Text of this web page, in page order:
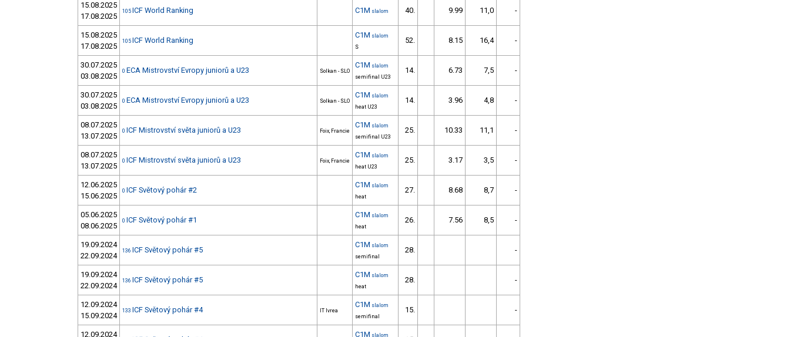
15.08.2025
17.08.2025
105 ICF World Ranking C1M slalom 40. 9.99 11,0 -
15.08.2025
17.08.2025
105 ICF World Ranking
C1M slalom
S
52. 8.15 16,4 -
30.07.2025
03.08.2025
0 ECA Mistrovství Evropy juniorů a U23 Solkan - SLO
C1M slalom
semifinal U23
14. 6.73 7,5 -
30.07.2025
03.08.2025
0 ECA Mistrovství Evropy juniorů a U23 Solkan - SLO
C1M slalom
heat U23
14. 3.96 4,8 -
08.07.2025
13.07.2025
0 ICF Mistrovství světa juniorů a U23 Foix, Francie
C1M slalom
semifinal U23
25. 10.33 11,1 -
08.07.2025
13.07.2025
0 ICF Mistrovství světa juniorů a U23 Foix, Francie
C1M slalom
heat U23
25. 3.17 3,5 -
12.06.2025
15.06.2025
0 ICF Světový pohár #2
C1M slalom
heat
27. 8.68 8,7 -
05.06.2025
08.06.2025
0 ICF Světový pohár #1
C1M slalom
heat
26. 7.56 8,5 -
19.09.2024
22.09.2024
136 ICF Světový pohár #5
C1M slalom
semifinal
28. -
19.09.2024
22.09.2024
136 ICF Světový pohár #5
C1M slalom
heat
28. -
12.09.2024
15.09.2024
133 ICF Světový pohár #4 IT Ivrea
C1M slalom
semifinal
15. -
12.09.2024
C1M slalom